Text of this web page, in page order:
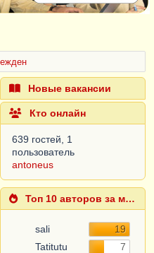
Новые вакансии
Кто онлайн
639 гостей, 1
пользователь
antoneus
Топ 10 авторов за месяц
sali
19
Tatitutu
7